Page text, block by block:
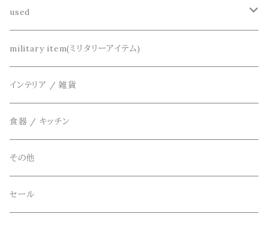
dros dro(ドロスドロ)
DETAIL(ディティール)
THE FLAVOR DESIGN(ザ フレーバーデザイン)
FOB FACTORY(エフオービーファクトリー)
Four Seasons Garage(FSG)
freewaters(フリーウォータース)
カーディガン
財布、コインケース、マネークリップ
鞄
used
リメイク
アクセサリー
military item(ミリタリーアイテム)
インテリア / 雑貨
食器 / キッチン
その他
セール